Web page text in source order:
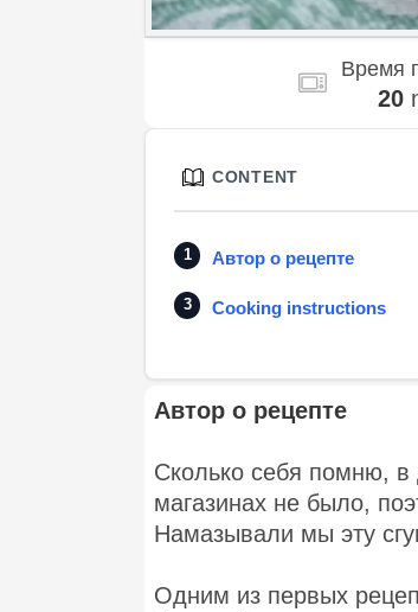
Время
20
CONTENT
Автор о рецепте
Cooking instructions
Автор о рецепте
Сколько себя помню, в
магазинах не было,
Намазывали мы эту
Одним из первых